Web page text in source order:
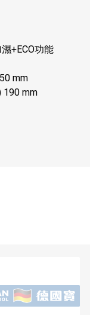
+ECO功能
mm
190 mm